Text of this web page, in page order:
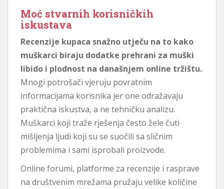
Moć stvarnih korisničkih
iskustava
Recenzije kupaca snažno utječu na to kako
muškarci biraju dodatke prehrani za muški
libido i plodnost na današnjem online tržištu.
Mnogi potrošači vjeruju povratnim
informacijama korisnika jer one odražavaju
praktična iskustva, a ne tehničku analizu.
Muškarci koji traže rješenja često žele čuti
mišljenja ljudi koji su se suočili sa sličnim
problemima i sami isprobali proizvode.
Online forumi, platforme za recenzije i rasprave
na društvenim mrežama pružaju velike količine